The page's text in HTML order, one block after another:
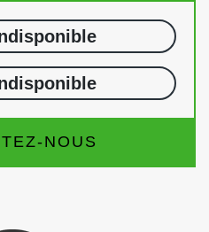
NOUS